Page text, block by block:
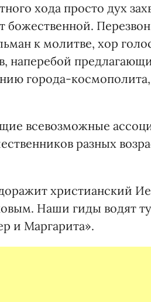
хода просто дух
божественной.
к молитве, хор
наперебой
города-
всевозможные
разных
христианский
Наши гиды водят
и Маргарита».